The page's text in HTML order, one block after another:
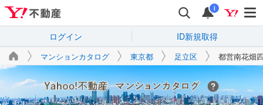
i
ログイン ID新規取得
マンションカタログ 東京都 足立区 都営南花畑
Yahoo!不動産